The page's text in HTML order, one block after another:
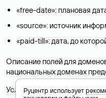
«free-date»: плановая
«source»: источник
«paid-till»: дата, до
Описание полей для
национальных доменах
Условия использования
Руцентр использует